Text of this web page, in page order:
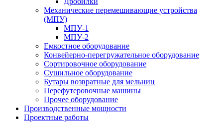
Механические перемешивающие устройства
(МПУ)
МПУ-1
МПУ-2
Емкостное оборудование
Конвейерно-перегружательное оборудование
Сортировочное оборудование
Сушильное оборудование
Бутары возвратные для мельниц
Перефутеровочные машины
Прочее оборудование
Производственные мощности
Проектные работы